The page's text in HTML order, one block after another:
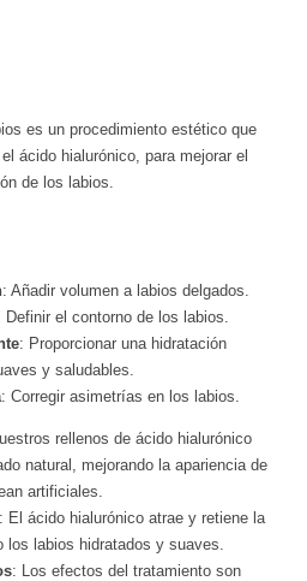
es un procedimiento estético que
ácido hialurónico, para mejorar el
de los labios.
: Añadir volumen a labios delgados.
Definir el contorno de los labios.
: Proporcionar una hidratación
y saludables.
: Corregir asimetrías en los labios.
rellenos de ácido hialurónico
natural, mejorando la apariencia de
artificiales.
: El ácido hialurónico atrae y retiene la
los labios hidratados y suaves.
: Los efectos del tratamiento son